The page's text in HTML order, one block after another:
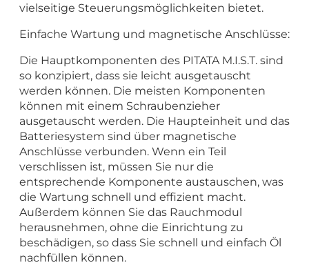
vielseitige Steuerungsmöglichkeiten bietet.
Einfache Wartung und magnetische Anschlüsse:
Die Hauptkomponenten des PITATA M.I.S.T. sind
so konzipiert, dass sie leicht ausgetauscht
werden können. Die meisten Komponenten
können mit einem Schraubenzieher
ausgetauscht werden. Die Haupteinheit und das
Batteriesystem sind über magnetische
Anschlüsse verbunden. Wenn ein Teil
verschlissen ist, müssen Sie nur die
entsprechende Komponente austauschen, was
die Wartung schnell und effizient macht.
Außerdem können Sie das Rauchmodul
herausnehmen, ohne die Einrichtung zu
beschädigen, so dass Sie schnell und einfach Öl
nachfüllen können.